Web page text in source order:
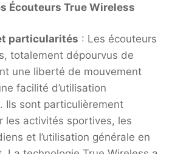
Écouteurs True Wireless
particularités : Les écouteurs
totalement dépourvus de
une liberté de mouvement
facilité d’utilisation
Ils sont particulièrement
les activités sportives, les
et l’utilisation générale en